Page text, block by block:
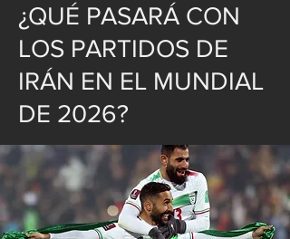
¿QUÉ PASARÁ CON
LOS PARTIDOS DE
IRÁN EN EL MUNDIAL
DE 2026?